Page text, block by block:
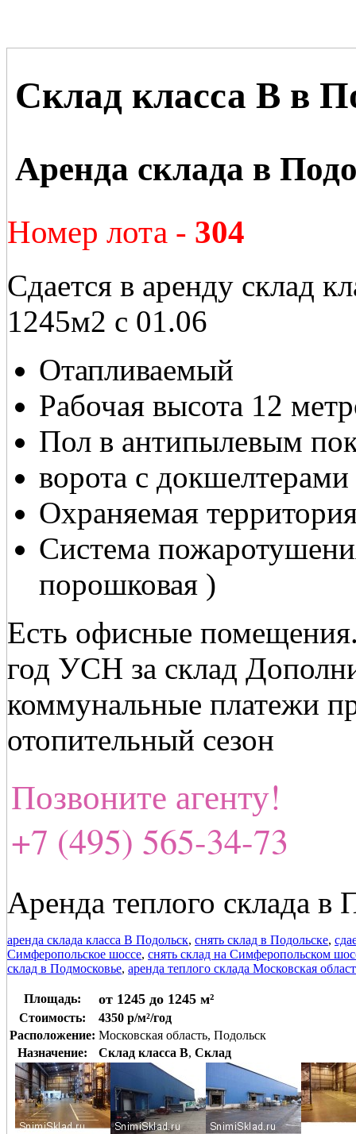
Склад класса В в
Аренда склада в
Номер лота - 304
Сдается в аренду склад
1245м2 с 01.06
Отапливаемый
Рабочая высота 12
Пол в антипылевым
ворота с
Охраняемая
Система
порошковая )
Есть офисные
год УСН за склад
коммунальные платежи
отопительный сезон
Позвоните агенту!
+7 (495) 565-34-73
Аренда теплого склада в
аренда склада класса В Подольск, снять склад в Подольске,
Симферопольское шоссе, снять склад на Симферопольском
склад в Подмосковье, аренда теплого склада Московская
Площадь: от 1245 до 1245 м²
Стоимость:
4350 р/м²/год
Расположение: Московская область, Подольск
Назначение:
Склад класса B, Склад